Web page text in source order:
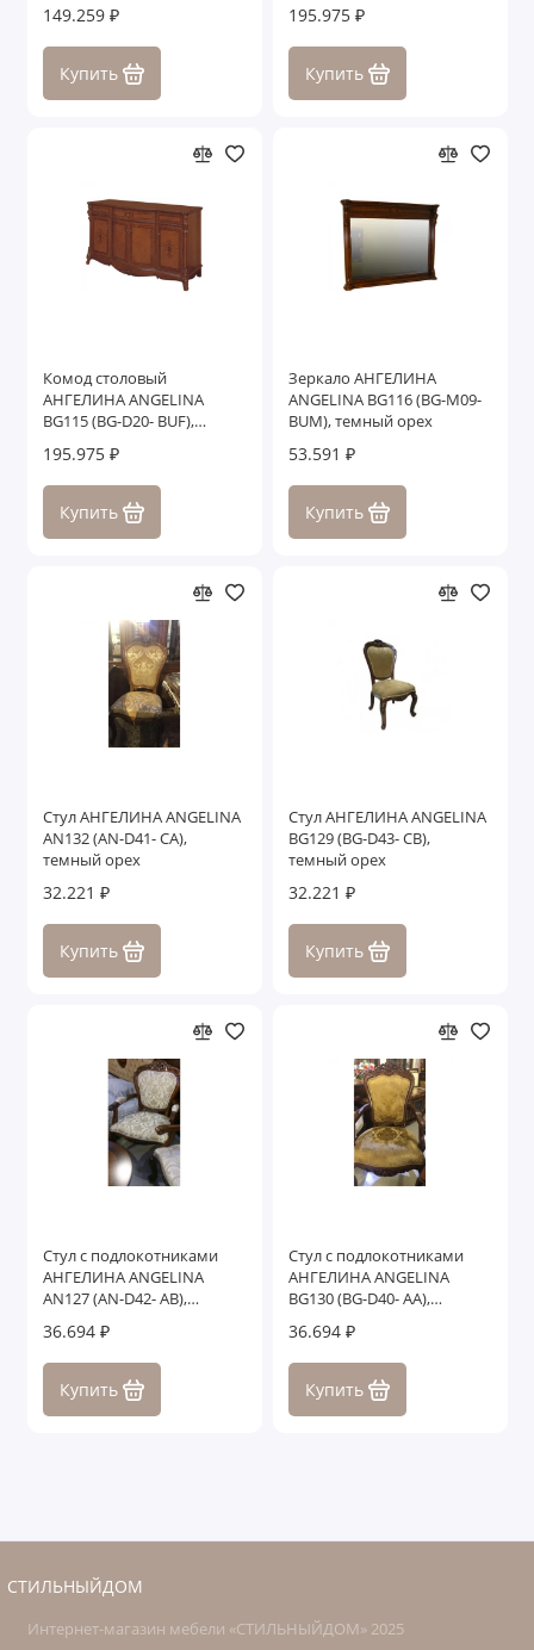
149.259 ₽
Купить
195.975 ₽
Купить
Комод столовый
АНГЕЛИНА ANGELINA
BG115 (BG-D20- BUF),
195.975 ₽
Купить
Зеркало АНГЕЛИНА
ANGELINA BG116 (BG-M09-
BUM), темный орех
53.591 ₽
Купить
Стул АНГЕЛИНА ANGELINA
AN132 (AN-D41- CA),
темный орех
32.221 ₽
Купить
Стул АНГЕЛИНА ANGELINA
BG129 (BG-D43- CB),
темный орех
32.221 ₽
Купить
Стул с подлокотниками
АНГЕЛИНА ANGELINA
AN127 (AN-D42- AB),
36.694 ₽
Купить
Стул с подлокотниками
АНГЕЛИНА ANGELINA
BG130 (BG-D40- AA),
36.694 ₽
Купить
СТИЛЬНЫЙДОМ
Интернет-магазин мебели «СТИЛЬНЫЙДОМ» 2025